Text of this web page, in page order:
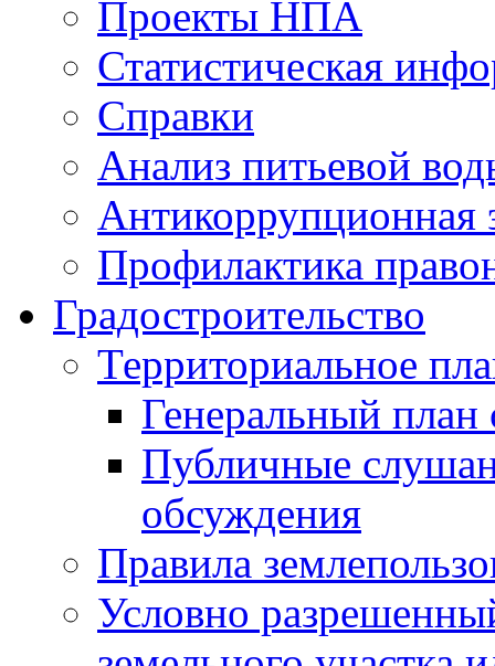
Проекты НПА
Статистическая
Справки
Анализ питьевой
Антикоррупционная
Профилактика
Градостроительство
Территориальное
Генеральный план
Публичные
обсуждения
Правила
Условно